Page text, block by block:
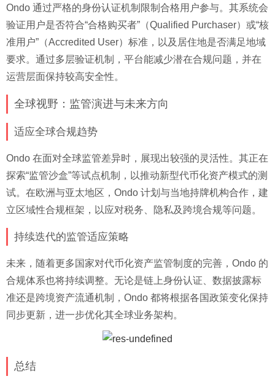
Ondo 通过严格的身份认证机制限制合格用户参与。其系统会
验证用户是否符合“合格购买者”（Qualified Purchaser）或“核
准用户”（Accredited User）标准，以及居住地是否满足地域
要求。通过多层验证机制，平台能减少潜在合规问题，并在
运营层面保持较高安全性。
全球视野：监管演进与未来方向
适应全球合规趋势
Ondo 在面对全球监管差异时，展现出较强的灵活性。其正在
探索“监管沙盒”等试点机制，以推动新型代币化资产模式的测
试。在欧洲与亚太地区，Ondo 计划与当地持牌机构合作，建
立区域性合规框架，以应对税务、隐私及跨境合规等问题。
持续迭代的监管适应策略
未来，随着更多国家对代币化资产监管制度的完善，Ondo 的
合规体系也将持续调整。无论是链上身份认证、数据披露标
准还是跨境资产流通机制，Ondo 都将根据各国政策变化保持
同步更新，进一步优化其全球业务架构。
总结